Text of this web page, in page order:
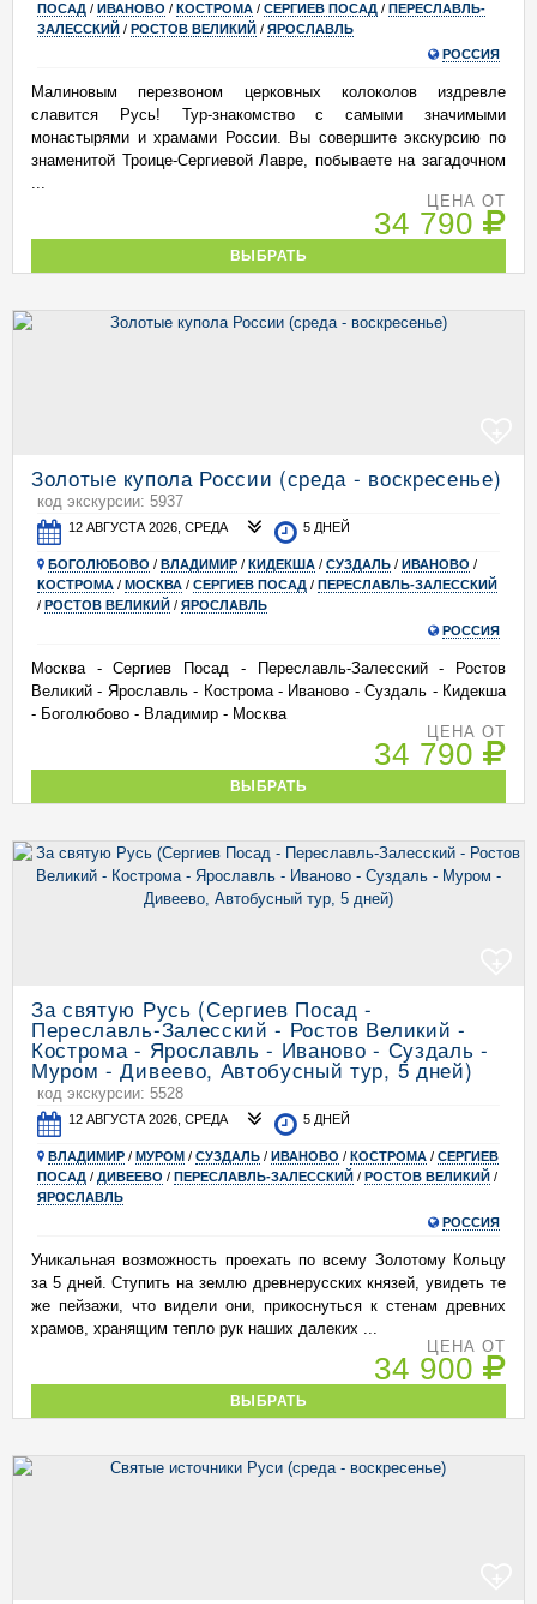
ПОСАД / ИВАНОВО / КОСТРОМА / СЕРГИЕВ ПОСАД / ПЕРЕСЛАВЛЬ-
ЗАЛЕССКИЙ / РОСТОВ ВЕЛИКИЙ / ЯРОСЛАВЛЬ
РОССИЯ
Малиновым перезвоном церковных колоколов издревле
славится Русь! Тур-знакомство с самыми значимыми
монастырями и храмами России. Вы совершите экскурсию по
знаменитой Троице-Сергиевой Лавре, побываете на загадочном
...
ЦЕНА ОТ
34 790
ВЫБРАТЬ
Золотые купола России (среда - воскресенье)
код экскурсии: 5937
12 АВГУСТА 2026, СРЕДА 5 ДНЕЙ
БОГОЛЮБОВО / ВЛАДИМИР / КИДЕКША / СУЗДАЛЬ / ИВАНОВО /
КОСТРОМА / МОСКВА / СЕРГИЕВ ПОСАД / ПЕРЕСЛАВЛЬ-ЗАЛЕССКИЙ
/ РОСТОВ ВЕЛИКИЙ / ЯРОСЛАВЛЬ
РОССИЯ
Москва - Сергиев Посад - Переславль-Залесский - Ростов
Великий - Ярославль - Кострома - Иваново - Суздаль - Кидекша
- Боголюбово - Владимир - Москва
ЦЕНА ОТ
34 790
ВЫБРАТЬ
За святую Русь (Сергиев Посад -
Переславль-Залесский - Ростов Великий -
Кострома - Ярославль - Иваново - Суздаль -
Муром - Дивеево, Автобусный тур, 5 дней)
код экскурсии: 5528
12 АВГУСТА 2026, СРЕДА 5 ДНЕЙ
ВЛАДИМИР / МУРОМ / СУЗДАЛЬ / ИВАНОВО / КОСТРОМА / СЕРГИЕВ
ПОСАД / ДИВЕЕВО / ПЕРЕСЛАВЛЬ-ЗАЛЕССКИЙ / РОСТОВ ВЕЛИКИЙ /
ЯРОСЛАВЛЬ
РОССИЯ
Уникальная возможность проехать по всему Золотому Кольцу
за 5 дней. Ступить на землю древнерусских князей, увидеть те
же пейзажи, что видели они, прикоснуться к стенам древних
храмов, хранящим тепло рук наших далеких ...
ЦЕНА ОТ
34 900
ВЫБРАТЬ